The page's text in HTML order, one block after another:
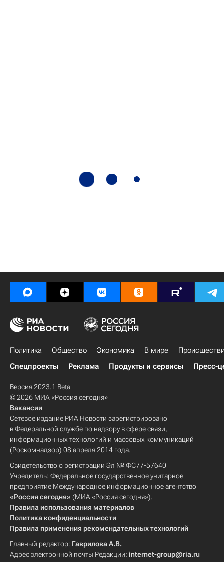
Политика Общество Экономика В мире
Спецпроекты
Реклама Продукты и сервисы Пресс-
Версия 2023.1 Beta
© 2026 МИА «Россия сегодня»
Вакансии
Сетевое издание РИА Новости зарегистрировано
в Федеральной службе по надзору в сфере связи,
информационных технологий и массовых коммуникаций
(Роскомнадзор) 08 апреля 2014 года.
Свидетельство о регистрации Эл № ФС77-57640
Учредитель: Федеральное государственное унитарное
предприятие Международное информационное агентство
«Россия сегодня» (МИА «Россия сегодня»).
Правила использования материалов
Политика конфиденциальности
Правила применения рекомендательных технологий
Главный редактор: Гаврилова А.В.
Адрес электронной почты Редакции: internet-group@ria.ru